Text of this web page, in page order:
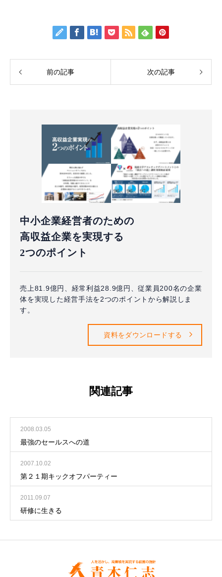
前の記事 次の記事
中小企業経営者のための
高収益企業を実現する
2つのポイント
売上81.9億円、経常利益28.9億円、従業員200名の企業
体を実現した経営手法を2つのポイントから解説しま
す。
資料をダウンロードする
関連記事
2008.03.05
最強のセールスへの道
2007.10.02
第２１期キックオフパーティー
2011.09.07
研修に生きる